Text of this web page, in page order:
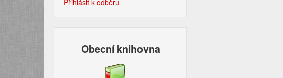
Přihlásit k odběru
Obecní knihovna